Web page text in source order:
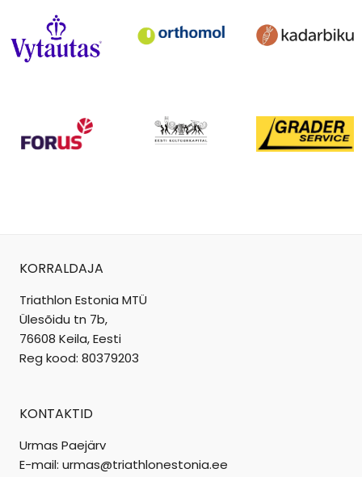
KORRALDAJA
Triathlon Estonia MTÜ
Ülesõidu tn 7b,
76608 Keila, Eesti
Reg kood: 80379203
KONTAKTID
Urmas Paejärv
E-mail: urmas@triathlonestonia.ee